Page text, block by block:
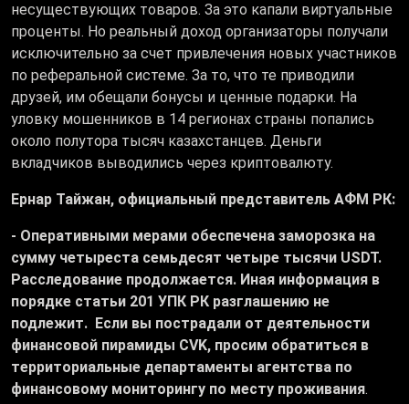
несуществующих товаров. За это капали виртуальные
проценты. Но реальный доход организаторы получали
исключительно за счет привлечения новых участников
по реферальной системе. За то, что те приводили
друзей, им обещали бонусы и ценные подарки. На
уловку мошенников в 14 регионах страны попались
около полутора тысяч казахстанцев. Деньги
вкладчиков выводились через криптовалюту.
Ернар Тайжан, официальный представитель АФМ РК:
- Оперативными мерами обеспечена заморозка на
сумму четыреста семьдесят четыре тысячи USDT.
Расследование продолжается. Иная информация в
порядке статьи 201 УПК РК разглашению не
подлежит. Если вы пострадали от деятельности
финансовой пирамиды CVK, просим обратиться в
территориальные департаменты агентства по
финансовому мониторингу по месту проживания.